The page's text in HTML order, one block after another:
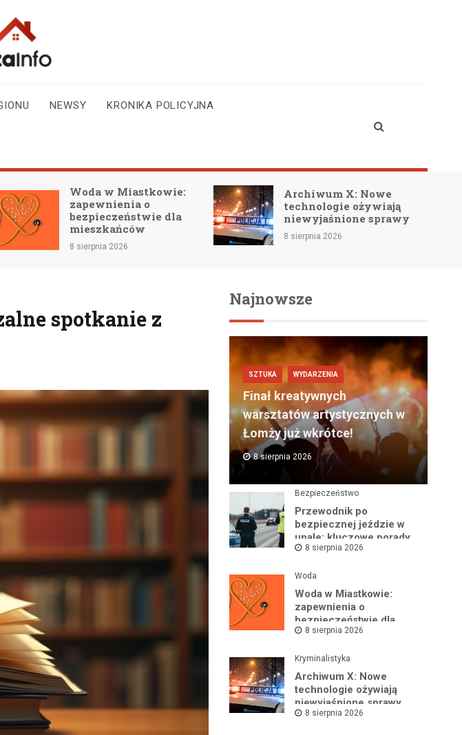
NEWSY KRONIKA POLICYJNA
dla
Archiwum X: Nowe
technologie ożywiają
niewyjaśnione sprawy
8 sierpnia 2026
Emocjonalna
książce „Znajdź to,
szukasz” Izy
Maciejewskiej!
spotkanie z
Najnowsze
SZTUKA WYDARZENIA
Finał kreatywnych
warsztatów artystycznych w
Łomży już wkrótce!
8 sierpnia 2026
Bezpieczeństwo
Przewodnik po
bezpiecznej jeździe w
upale: kluczowe porady
na gorące dni
8 sierpnia 2026
Woda
Woda w Miastkowie:
zapewnienia o
bezpieczeństwie dla
mieszkańców
8 sierpnia 2026
Kryminalistyka
Archiwum X: Nowe
technologie ożywiają
niewyjaśnione sprawy
8 sierpnia 2026